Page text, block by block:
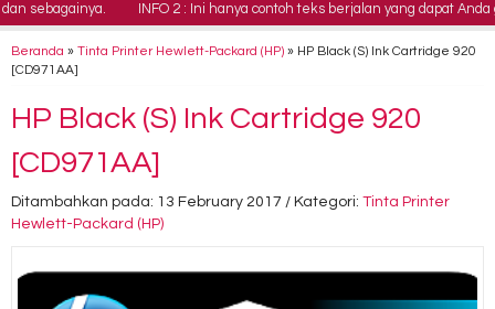
INFO 2 : Ini hanya contoh teks berjalan yang dapat Anda
Beranda » Tinta Printer Hewlett-Packard (HP) » HP Black (S) Ink Cartridge 920
[CD971AA]
HP Black (S) Ink Cartridge 920
[CD971AA]
Ditambahkan pada: 13 February 2017 / Kategori: Tinta Printer
Hewlett-Packard (HP)